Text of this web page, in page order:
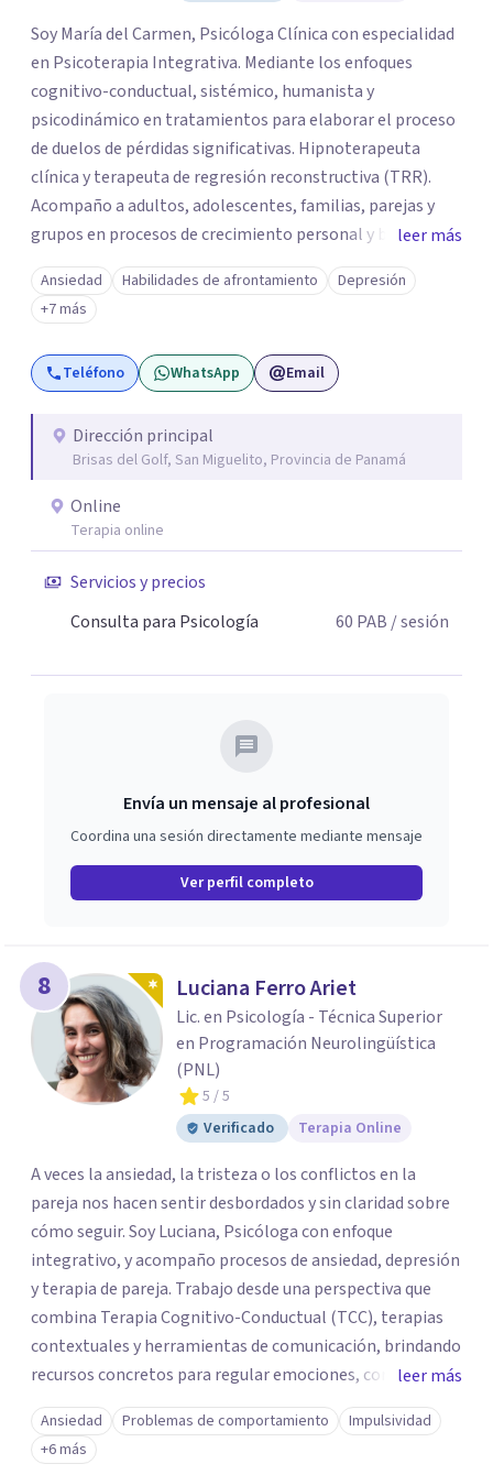
Soy María del Carmen, Psicóloga Clínica con especialidad
en Psicoterapia Integrativa. Mediante los enfoques
cognitivo-conductual, sistémico, humanista y
psicodinámico en tratamientos para elaborar el proceso
de duelos de pérdidas significativas. Hipnoterapeuta
clínica y terapeuta de regresión reconstructiva (TRR).
Acompaño a adultos, adolescentes, familias, parejas y
grupos en procesos de crecimiento personal y búsqueda
de bienestar emocional, por duelos de pérdidas
significativas, heridas emocionales y traumas ocurridos
en las primeras etapas del desarrollo humano. Atiendo
tanto de manera presencial como virtual, y también
trabajo con niños mayores de 7 años en modalidad
síntomas como ansiedad, depresión, estrés, baja
autoestima, desordenes alimenticios, adicciones,
sociales, duelos por pérdidas significativas (muerte,
separación o divorcio, mascotas, migratorio, laboral,
material), resolver heridas o traumas de la infancia entre
leer más
Ansiedad Habilidades de afrontamiento
Depresión
+7 más
Teléfono WhatsApp Email
Dirección principal
Brisas del Golf, San Miguelito, Provincia de Panamá
Online
Terapia online
Servicios y precios
Consulta para Psicología
60 PAB / sesión
Envía un mensaje al profesional
Coordina una sesión directamente mediante mensaje
Ver perfil completo
8 Luciana Ferro Ariet
Lic. en Psicología - Técnica Superior
en Programación Neurolingüística
(PNL)
5 / 5
Verificado
Terapia Online
A veces la ansiedad, la tristeza o los conflictos en la
pareja nos hacen sentir desbordados y sin claridad sobre
cómo seguir. Soy Luciana, Psicóloga con enfoque
integrativo, y acompaño procesos de ansiedad, depresión
y terapia de pareja. Trabajo desde una perspectiva que
combina Terapia Cognitivo-Conductual (TCC), terapias
contextuales y herramientas de comunicación, brindando
recursos concretos para regular emociones, comprender
patrones y abordar las dificultades vinculares con mayor
claridad. Ofrezco sesiones individuales y terapia de pareja
en modalidad online. Si sentís que es momento de darte
leer más
Ansiedad Problemas de comportamiento
Impulsividad
+6 más